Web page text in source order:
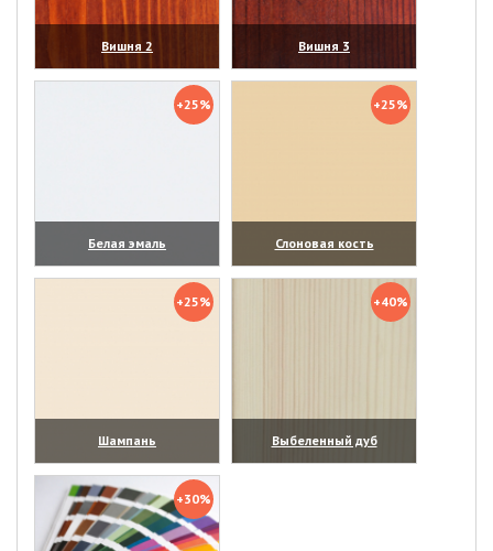
Вишня 2
(увеличить)
Вишня 3
(увеличить)
+25%
Белая эмаль
(увеличить)
+25%
Слоновая кость
(увеличить)
+25%
Шампань
(увеличить)
+40%
Выбеленный дуб
(увеличить)
+30%